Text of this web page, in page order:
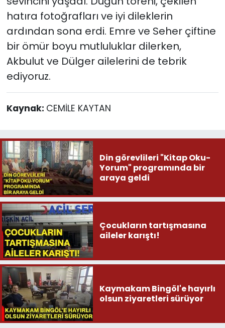
hatıra fotoğrafları ve iyi dileklerin
ardından sona erdi. Emre ve Seher çiftine
bir ömür boyu mutluluklar dilerken,
Akbulut ve Dülger ailelerini de tebrik
ediyoruz.
Kaynak: CEMİLE KAYTAN
Din görevlileri "Kitap Oku-
Yorum" programında bir
araya geldi
Çocukların tartışmasına
aileler karıştı!
Kaymakam Bingöl'e hayırlı
olsun ziyaretleri sürüyor